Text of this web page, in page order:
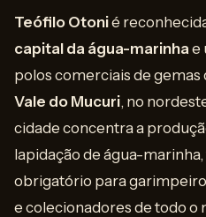
Teófilo Otonié
capital da água-marinhae
polos comerciais de gemas
Vale do Mucuri, no
cidade concentra a
lapidação de água-
obrigatório para
e colecionadores de todo o